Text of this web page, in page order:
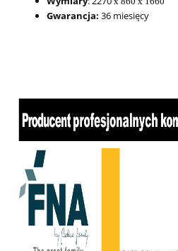
Gwarancja: 36 miesięcy